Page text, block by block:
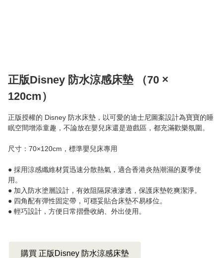
正版Disney 防水涼感床墊 （70 ×
120cm）
正版授權的 Disney 防水床墊，以可愛的迪士尼圖案設計為寶寶的睡
眠空間增添童趣，不論放在嬰兒床還是遊戲區，都充滿歡樂氛圍。
尺寸：70×120cm，標準嬰兒床專用
● 採用涼感纖維材質迅速分散熱氣，適合香港炎熱潮濕的夏季使
用。
● 加入防水塗層設計，有效阻隔尿液滲透，保護床墊乾爽潔淨。
● 四角配有彈性固定帶，可穩妥貼合床墊不易移位。
購買 正版Disney 防水涼感床墊